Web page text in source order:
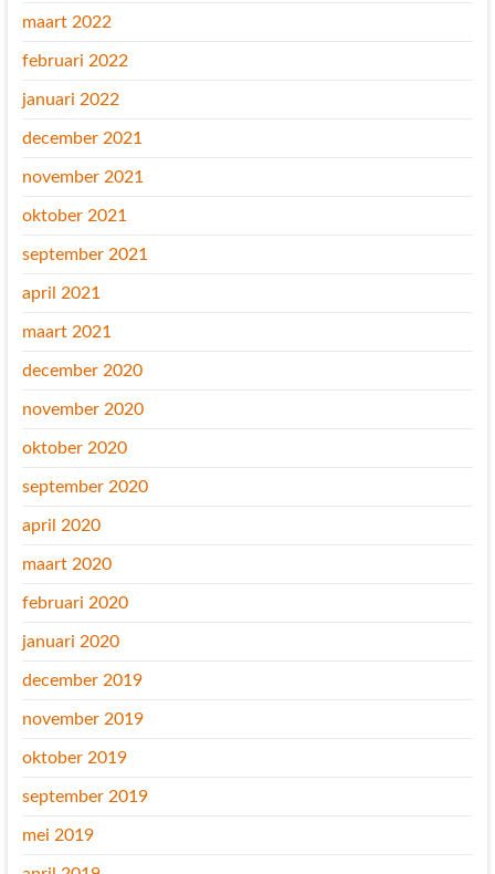
maart 2022
februari 2022
januari 2022
december 2021
november 2021
oktober 2021
september 2021
april 2021
maart 2021
december 2020
november 2020
oktober 2020
september 2020
april 2020
maart 2020
februari 2020
januari 2020
december 2019
november 2019
oktober 2019
september 2019
mei 2019